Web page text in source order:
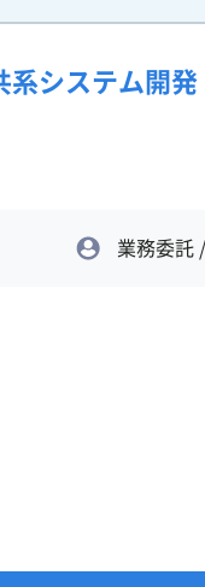
系システム開
業務委託